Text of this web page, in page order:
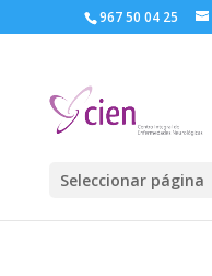
967 50 04 25
Seleccionar página